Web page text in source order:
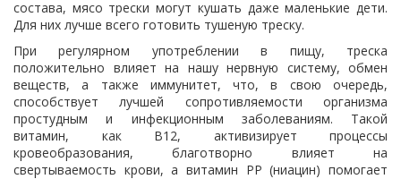
состава, мясо трески могут кушать даже маленькие дети.
Для них лучше всего готовить тушеную треску.
При регулярном употреблении в пищу, треска
положительно влияет на нашу нервную систему, обмен
веществ, а также иммунитет, что, в свою очередь,
способствует лучшей сопротивляемости организма
простудным и инфекционным заболеваниям. Такой
витамин, как В12, активизирует процессы
кровеобразования, благотворно влияет на
свертываемость крови, а витамин РР (ниацин) помогает